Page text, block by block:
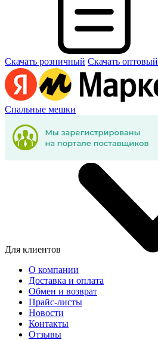
Скачать розничный Скачать оптовый
Спальные мешки
Для клиентов
О компании
Доставка и оплата
Обмен и возврат
Прайс-листы
Новости
Контакты
Отзывы